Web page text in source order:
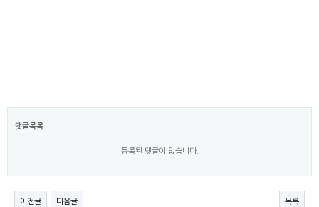
댓글목록
등록된 댓글이 없습니다.
이전글 다음글 목록